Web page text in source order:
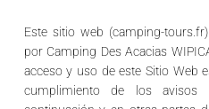
Este sitio web (camping-
por Camping Des Acacias
acceso y uso de este Sitio Web
cumplimiento de los avisos